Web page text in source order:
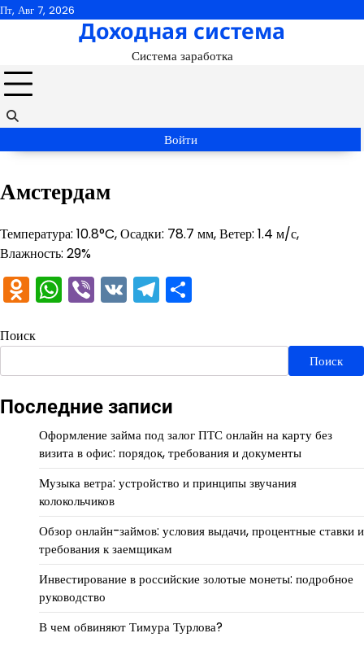
Перейти
Пт, Авг 7, 2026
Доходная система
Система заработка
Войти
Амстердам
Температура: 10.8°C, Осадки: 78.7 мм, Ветер: 1.4 м/с,
Влажность: 29%
Odnoklassniki
WhatsApp
Viber
VKTelegram
Поиск
Поиск
Последние записи
Оформление займа под залог ПТС онлайн на карту без
визита в офис: порядок, требования и документы
Музыка ветра: устройство и принципы звучания
колокольчиков
Обзор онлайн-займов: условия выдачи, процентные ставки и
требования к заемщикам
Инвестирование в российские золотые монеты: подробное
руководство
В чем обвиняют Тимура Турлова?